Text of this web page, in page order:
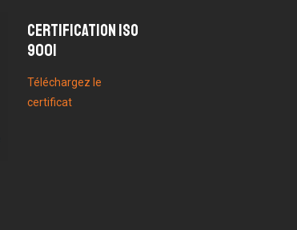
Certification ISO
9001
Téléchargez le
certificat